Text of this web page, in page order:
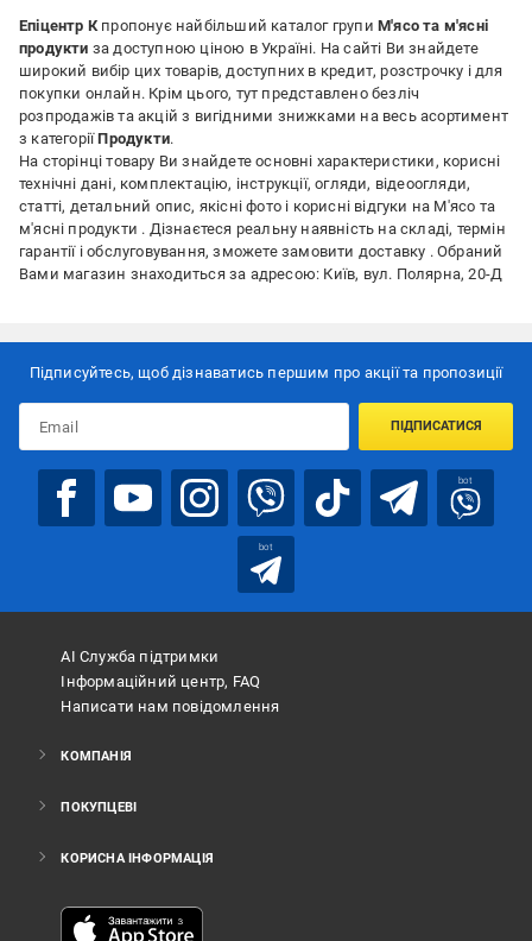
Епіцентр Кпропонує найбільший каталог групи М'ясо та м'ясні
продукти за доступною ціною в Україні. На сайті Ви знайдете
широкий вибір цих товарів, доступних в кредит, розстрочку і для
покупки онлайн. Крім цього, тут представлено безліч
розпродажів та акцій з вигідними знижками на весь асортимент
з категоріїПродукти.
На сторінці товару Ви знайдете основні характеристики, корисні
технічні дані, комплектацію, інструкції, огляди, відеоогляди,
статті, детальний опис, якісні фото і корисні відгуки на М'ясо та
м'ясні продукти . Дізнаєтеся реальну наявність на складі, термін
гарантії і обслуговування, зможете замовити доставку . Обраний
Вами магазин знаходиться за адресою: Київ, вул. Полярна, 20-Д
Підписуйтесь, щоб дізнаватись першим про акції та пропозиції
ПІДПИСАТИСЯ
bot
bot
АІ Служба підтримки
Інформаційний центр, FAQ
Написати нам повідомлення
КОМПАНІЯ
ПОКУПЦЕВІ
КОРИСНА ІНФОРМАЦІЯ